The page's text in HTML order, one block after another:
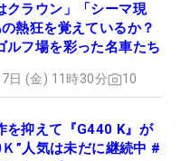
クラウン」「シーマ現
熱狂を覚えているか？
ルフ場を彩った名車たち
日 (金) 11時30分 10
を抑えて『G440 K』が
”人気は未だに継続中 #